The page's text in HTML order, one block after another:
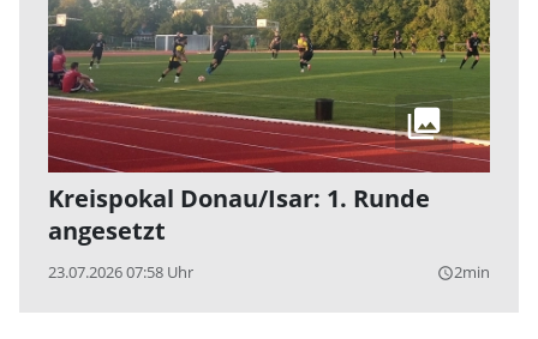
Kreispokal Donau/Isar: 1. Runde
angesetzt
23.07.2026 07:58 Uhr query_builder2min